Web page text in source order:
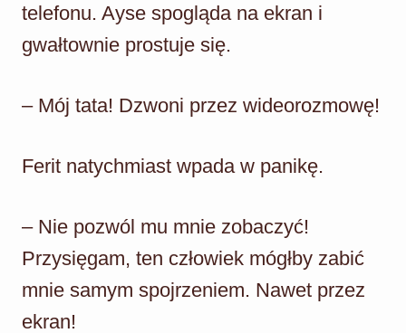
telefonu. Ayse spogląda na ekran i
gwałtownie prostuje się.
– Mój tata! Dzwoni przez wideorozmowę!
Ferit natychmiast wpada w panikę.
– Nie pozwól mu mnie zobaczyć!
Przysięgam, ten człowiek mógłby zabić
mnie samym spojrzeniem. Nawet przez
ekran!